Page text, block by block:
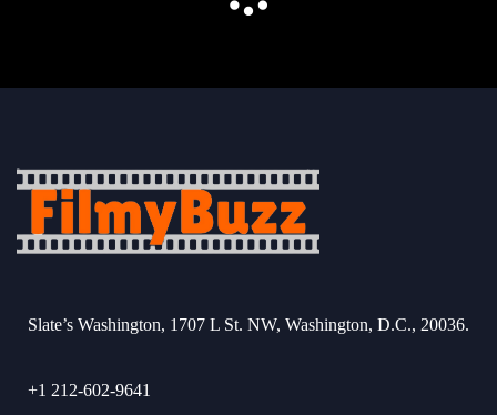
Slate’s Washington, 1707 L St. NW, Washington, D.C., 20036.
+1 212-602-9641